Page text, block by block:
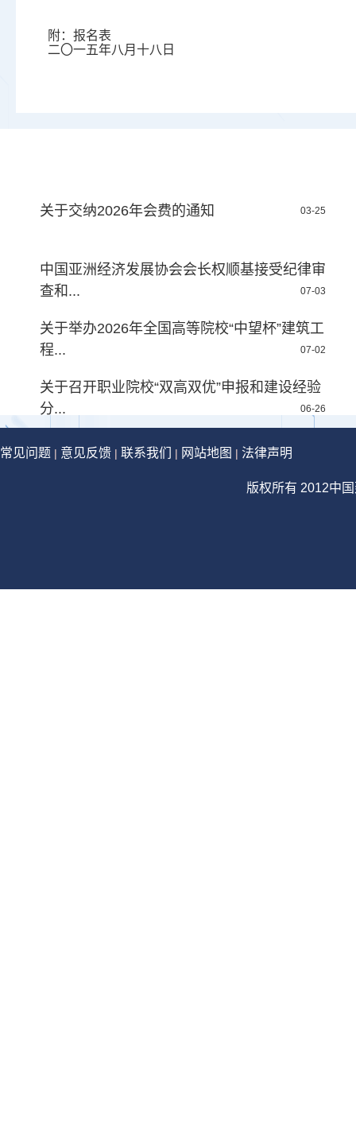
附：报名表
二〇一五年八月十八日
关于交纳2026年会费的通知 03-25
中国亚洲经济发展协会会长权顺基接受纪律审
查和...
07-03
关于举办2026年全国高等院校“中望杯”建筑工
程...
07-02
关于召开职业院校“双高双优”申报和建设经验
分...
06-26
常见问题 | 意见反馈 | 联系我们 | 网站地图 | 法律声明
版权所有 2012中